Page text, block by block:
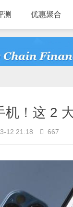
测 优惠聚合
机！这 2
12 21:18 667